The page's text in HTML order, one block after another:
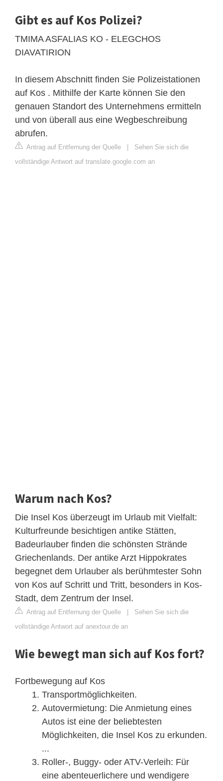
Gibt es auf Kos Polizei?
TMIMA ASFALIAS KO - ELEGCHOS
DIAVATIRION
In diesem Abschnitt finden Sie Polizeistationen
auf Kos . Mithilfe der Karte können Sie den
genauen Standort des Unternehmens ermitteln
und von überall aus eine Wegbeschreibung
abrufen.
Antrag auf Entfernung der Quelle | Sehen Sie sich die
vollständige Antwort auf translate.google.com an
Warum nach Kos?
Die Insel Kos überzeugt im Urlaub mit Vielfalt:
Kulturfreunde besichtigen antike Stätten,
Badeurlauber finden die schönsten Strände
Griechenlands. Der antike Arzt Hippokrates
begegnet dem Urlauber als berühmtester Sohn
von Kos auf Schritt und Tritt, besonders in Kos-
Stadt, dem Zentrum der Insel.
Antrag auf Entfernung der Quelle | Sehen Sie sich die
vollständige Antwort auf anextour.de an
Wie bewegt man sich auf Kos fort?
Fortbewegung auf Kos
Transportmöglichkeiten.
Autovermietung: Die Anmietung eines
Autos ist eine der beliebtesten
Möglichkeiten, die Insel Kos zu erkunden.
...
Roller-, Buggy- oder ATV-Verleih: Für
eine abenteuerlichere und wendigere